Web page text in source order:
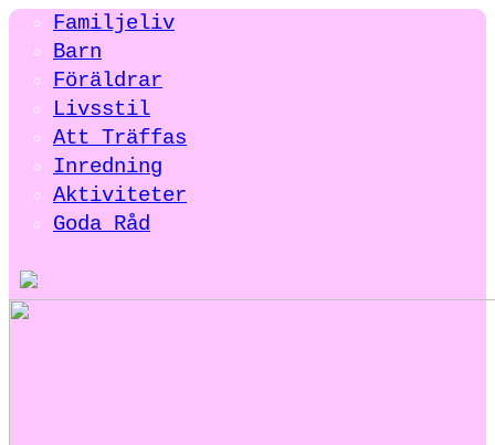
Familjeliv
Barn
Föräldrar
Livsstil
Att Träffas
Inredning
Aktiviteter
Goda Råd